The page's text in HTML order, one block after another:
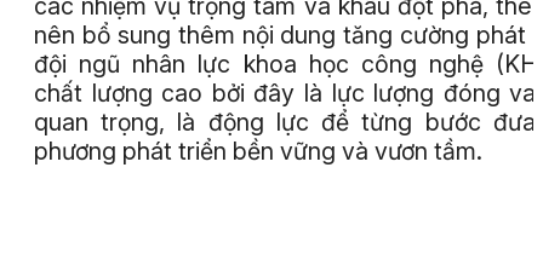
các nhiệm vụ trọng tâm và khâu đột phá,
nên bổ sung thêm nội dung tăng cường phát
đội ngũ nhân lực khoa học công nghệ
chất lượng cao bởi đây là lực lượng đóng
quan trọng, là động lực để từng bước đưa
phương phát triển bền vững và vươn tầm.